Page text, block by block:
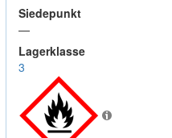
Siedepunkt
—
Lagerklasse
3